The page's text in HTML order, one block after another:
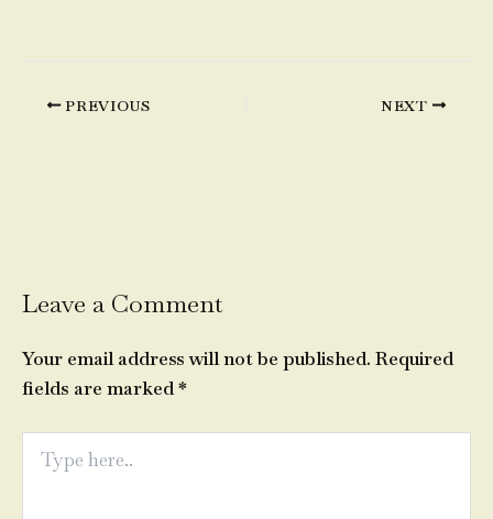
PREVIOUS NEXT
Leave a Comment
Your email address will not be published. Required
fields are marked*
here..